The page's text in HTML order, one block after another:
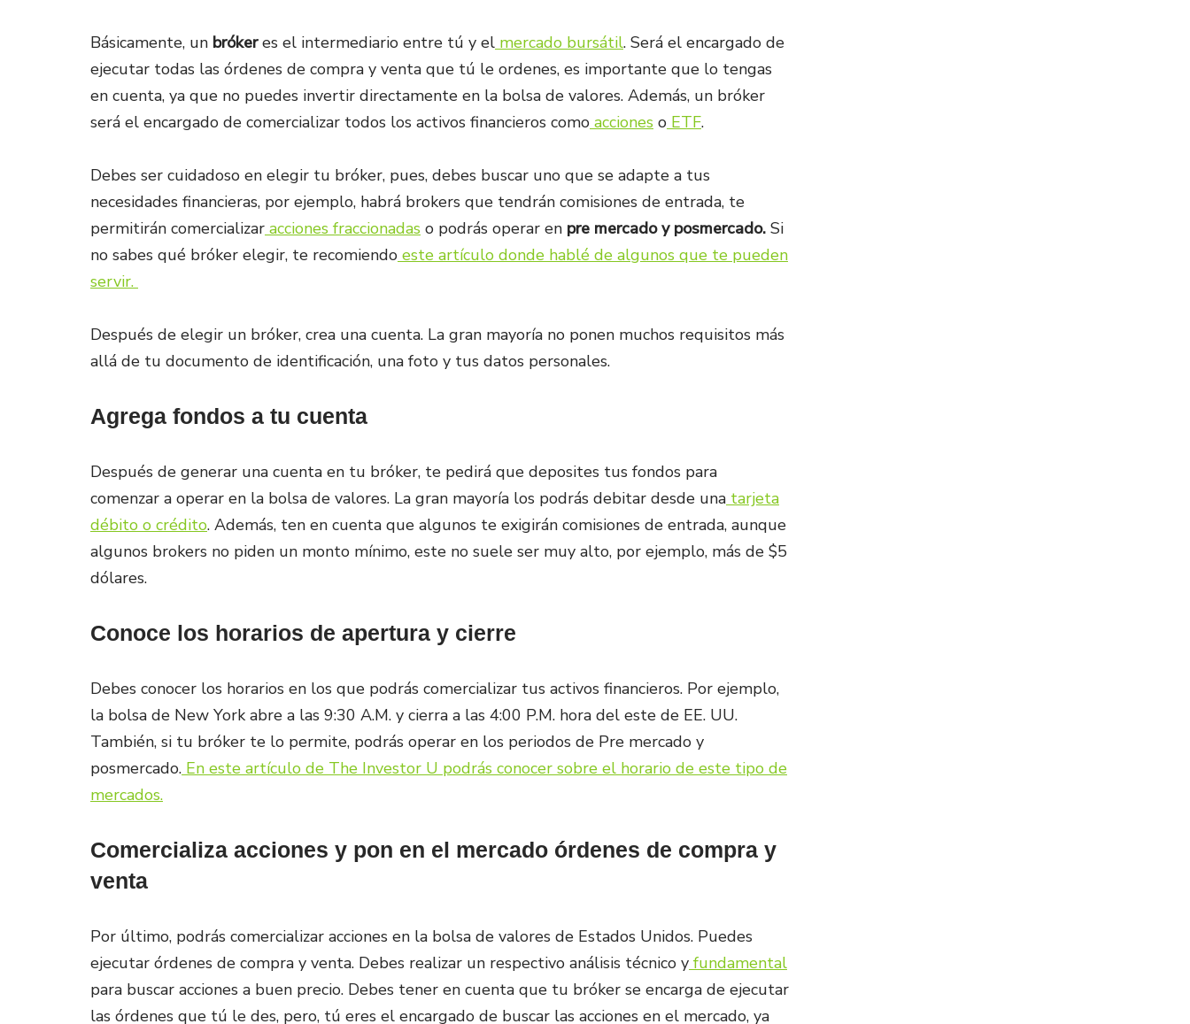
Básicamente, un brókeres el intermediario entre tú y el mercado bursátil. Será el encargado de
ejecutar todas las órdenes de compra y venta que tú le ordenes, es importante que lo tengas
en cuenta, ya que no puedes invertir directamente en la bolsa de valores. Además, un bróker
será el encargado de comercializar todos los activos financieros como acciones o ETF.
Debes ser cuidadoso en elegir tu bróker, pues, debes buscar uno que se adapte a tus
necesidades financieras, por ejemplo, habrá brokers que tendrán comisiones de entrada, te
permitirán comercializar acciones fraccionadas o podrás operar en pre mercado y posmercado. Si
no sabes qué bróker elegir, te recomiendo este artículo donde hablé de algunos que te pueden
servir.
Después de elegir un bróker, crea una cuenta. La gran mayoría no ponen muchos requisitos más
allá de tu documento de identificación, una foto y tus datos personales.
Agrega fondos a tu cuenta
Después de generar una cuenta en tu bróker, te pedirá que deposites tus fondos para
comenzar a operar en la bolsa de valores. La gran mayoría los podrás debitar desde una tarjeta
débito o crédito. Además, ten en cuenta que algunos te exigirán comisiones de entrada, aunque
algunos brokers no piden un monto mínimo, este no suele ser muy alto, por ejemplo, más de $5
dólares.
Conoce los horarios de apertura y cierre
Debes conocer los horarios en los que podrás comercializar tus activos financieros. Por ejemplo,
la bolsa de New York abre a las 9:30 A.M. y cierra a las 4:00 P.M. hora del este de EE. UU.
También, si tu bróker te lo permite, podrás operar en los periodos de Pre mercado y
posmercado. En este artículo de The Investor U podrás conocer sobre el horario de este tipo de
mercados.
Comercializa acciones y pon en el mercado órdenes de compra y
venta
Por último, podrás comercializar acciones en la bolsa de valores de Estados Unidos. Puedes
ejecutar órdenes de compra y venta. Debes realizar un respectivo análisis técnico y fundamental
para buscar acciones a buen precio. Debes tener en cuenta que tu bróker se encarga de ejecutar
las órdenes que tú le des, pero, tú eres el encargado de buscar las acciones en el mercado, ya